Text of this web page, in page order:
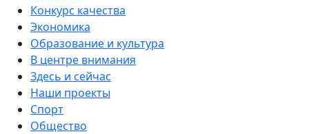
Конкурс качества
Экономика
Образование и культура
В центре внимания
Здесь и сейчас
Наши проекты
Спорт
Общество